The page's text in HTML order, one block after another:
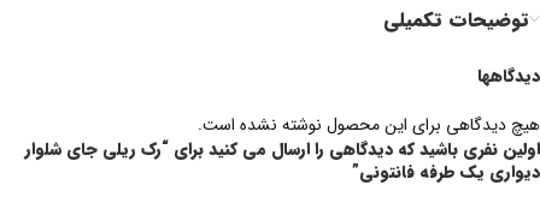
توضیحات تکمیلی
دیدگاهها
هیچ دیدگاهی برای این محصول نوشته نشده است.
اولین نفری باشید که دیدگاهی را ارسال می کنید برای “رک ریلی جای شلوار
دیواری یک طرفه فانتونی”